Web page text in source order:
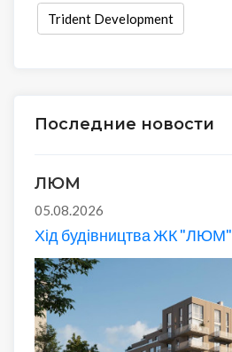
Trident Development
Последние новости
ЛЮМ
05.08.2026
Хід будівництва ЖК "ЛЮМ"